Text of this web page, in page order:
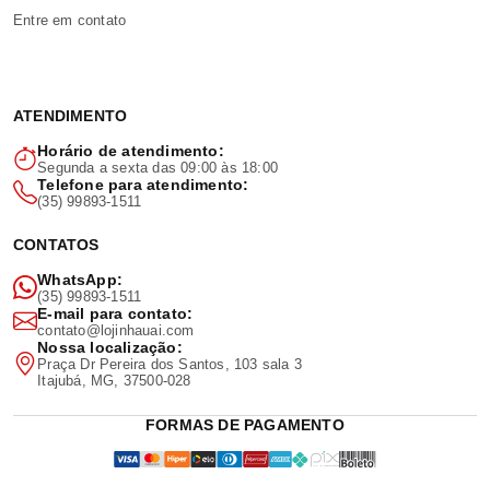
Entre em contato
ATENDIMENTO
Horário de atendimento:
Segunda a sexta das 09:00 às 18:00
Telefone para atendimento:
(35) 99893-1511
CONTATOS
WhatsApp:
(35) 99893-1511
E-mail para contato:
contato@lojinhauai.com
Nossa localização:
Praça Dr Pereira dos Santos, 103 sala 3
Itajubá, MG, 37500-028
FORMAS DE PAGAMENTO